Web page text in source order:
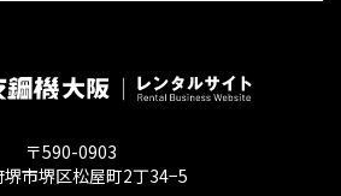
〒590-0903
市堺区松屋町2丁34−5